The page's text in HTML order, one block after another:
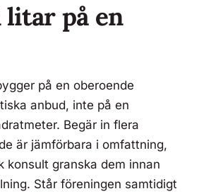
på en
på en oberoende
anbud, inte på en
Begär in flera
är jämförbara i omfattning,
konsult granska dem innan
Står föreningen samtidigt